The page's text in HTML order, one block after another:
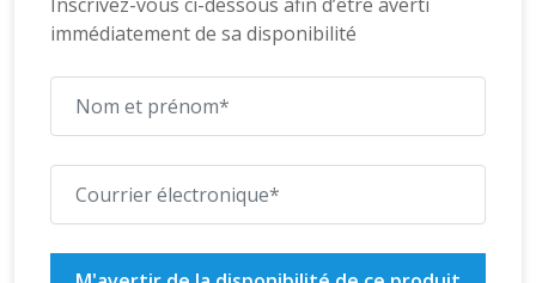
immédiatement de sa disponibilité